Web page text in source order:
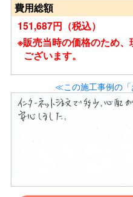
費用総額
151,687円（税込）
※販売当時の価格のため
ございます。
≪この施工事例の